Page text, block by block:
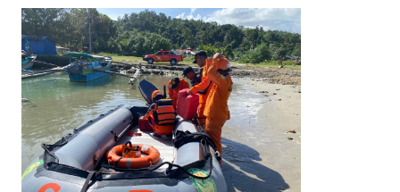
RIAU
WN
SERAMBI
WN
JAMBI